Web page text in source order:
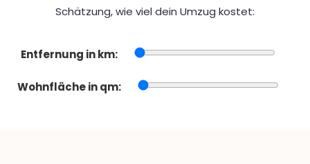
Schätzung, wie viel dein Umzug kostet:
Entfernung in km:
Wohnfläche in qm: